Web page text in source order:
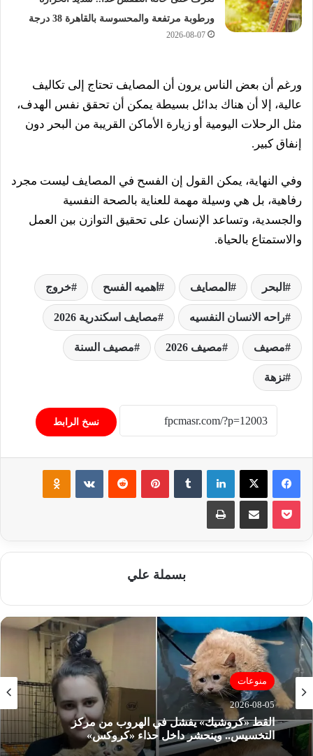
ورطوبة مرتفعة والمحسوسة بالقاهرة 38 درجة
2026-08-07
ورغم أن بعض الناس يرون أن المصايف تحتاج إلى تكاليف
عالية، إلا أن هناك بدائل بسيطة يمكن أن تحقق نفس الهدف،
مثل الرحلات اليومية أو زيارة الأماكن القريبة من البحر دون
إنفاق كبير.
وفي النهاية، يمكن القول إن الفسح في المصايف ليست مجرد
رفاهية، بل هي وسيلة مهمة للعناية بالصحة النفسية
والجسدية، وتساعد الإنسان على تحقيق التوازن بين العمل
والاستمتاع بالحياة.
البحر المصايف اهميه الفسح خروج
راحه الانسان النفسيه مصايف اسكندرية 2026
مصيف مصيف 2026 مصيف السنة
نزهة
نسخ الرابط
فيسبوك ‫X لينكدإن بينتيريست
بسملة علي
منوعات
2026-08-05
القط «كروشيك» يفشل في الهروب من مركز
التخسيس.. وينحشر داخل حذاء «كروكس»